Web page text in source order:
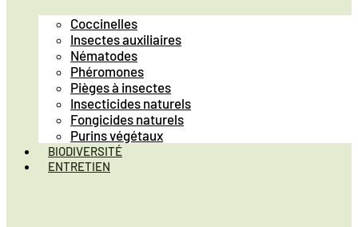
Coccinelles
Insectes auxiliaires
Nématodes
Phéromones
Pièges à insectes
Insecticides naturels
Fongicides naturels
Purins végétaux
BIODIVERSITÉ
ENTRETIEN